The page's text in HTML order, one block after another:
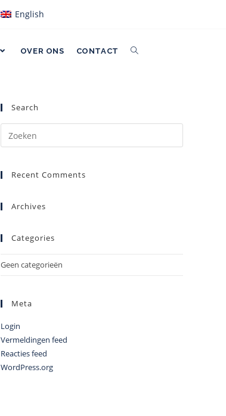
English
OVER ONS CONTACT
Search
Recent Comments
Archives
Categories
Geen categorieën
Meta
Login
Vermeldingen feed
Reacties feed
WordPress.org